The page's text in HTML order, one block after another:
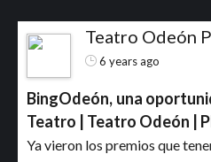
Teatro Odeón
6 years ago
BingOdeón, una
Teatro | Teatro Odeón |
Ya vieron los premios que